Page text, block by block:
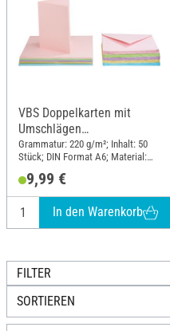
VBS Doppelkarten mit
Umschlägen
"Pastellfarben", 50 Stück
Grammatur: 220 g/m²; Inhalt: 50
Stück; DIN Format A6; Material:
9,99 €
In den Warenkorb
FILTER
SORTIEREN